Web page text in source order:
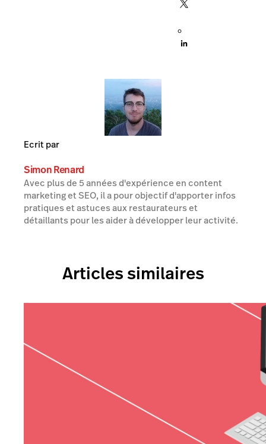
Ecrit par
Simon Renard
Avec plus de 5 années d'expérience en content
marketing et SEO, il a pour objectif d'apporter infos
pratiques et astuces aux restaurateurs et
détaillants pour les aider à développer leur activité.
Articles similaires